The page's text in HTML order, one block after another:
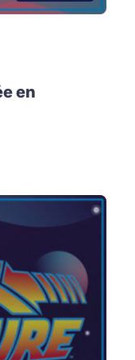
en